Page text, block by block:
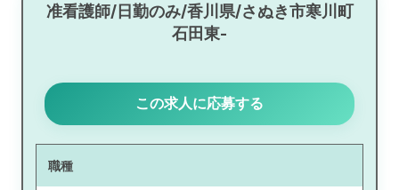
准看護師/日勤のみ/香川県/さぬき市寒川町
石田東-
この求人に応募する
職種